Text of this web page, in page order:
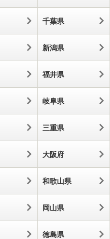
千葉県
新潟県
福井県
岐阜県
三重県
大阪府
和歌山県
岡山県
徳島県